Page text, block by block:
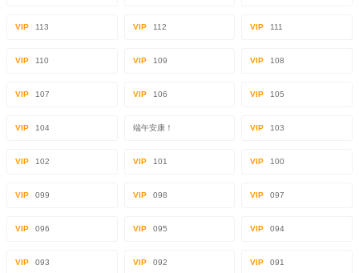
VIP 113 VIP 112 VIP 111
VIP 110 VIP 109 VIP 108
VIP 107 VIP 106 VIP 105
VIP 104 端午安康！ VIP 103
VIP 102 VIP 101 VIP 100
VIP 099 VIP 098 VIP 097
VIP 096 VIP 095 VIP 094
VIP 093 VIP 092 VIP 091